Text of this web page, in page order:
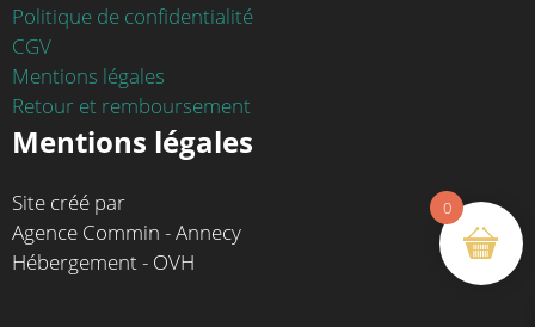
Politique de confidentialité
CGV
Mentions légales
Retour et remboursement
Mentions légales
Site créé par
Agence Commin - Annecy
Hébergement - OVH
0